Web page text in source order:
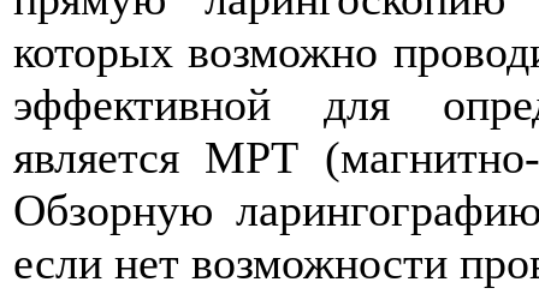
которых возможно
эффективной для
является МРТ
Обзорную
если нет возможности